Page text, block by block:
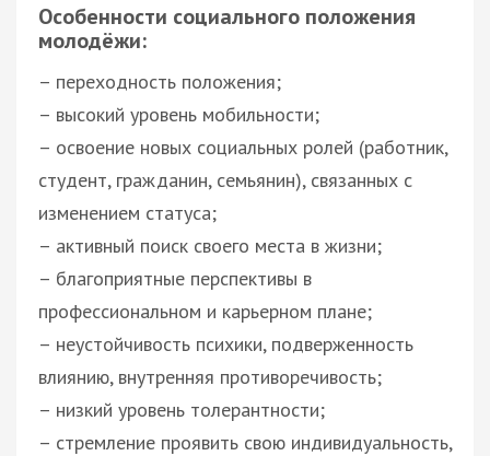
Особенности социального положения
молодёжи:
– переходность положения;
– высокий уровень мобильности;
– освоение новых социальных ролей (работник,
студент, гражданин, семьянин), связанных с
изменением статуса;
– активный поиск своего места в жизни;
– благоприятные перспективы в
профессиональном и карьерном плане;
– неустойчивость психики, подверженность
влиянию, внутренняя противоречивость;
– низкий уровень толерантности;
– стремление проявить свою индивидуальность,